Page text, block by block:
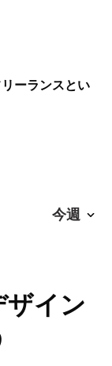
ーランスとい
イン